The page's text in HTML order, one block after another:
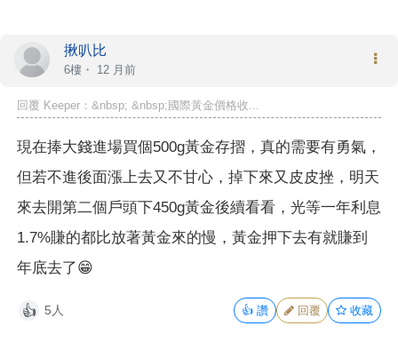
揪叭比
6樓・ 12 月前
回覆 Keeper：&nbsp; &nbsp;國際黃金價格收...
現在捧大錢進場買個500g黃金存摺，真的需要有勇氣，
但若不進後面漲上去又不甘心，掉下來又皮皮挫，明天
來去開第二個戶頭下450g黃金後續看看，光等一年利息
1.7%賺的都比放著黃金來的慢，黃金押下去有就賺到
年底去了😁
👍 5人 👍 讚 回覆 收藏